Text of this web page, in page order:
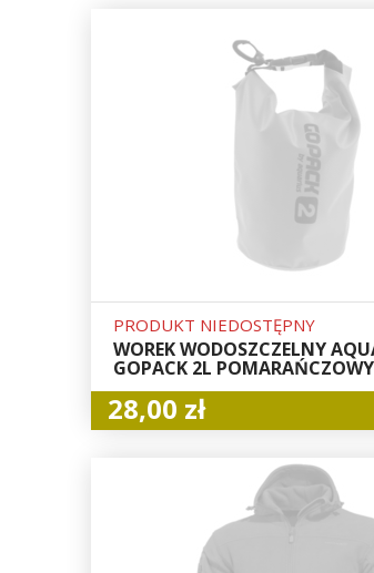
PRODUKT NIEDOSTĘPNY
WOREK WODOSZCZELNY
GOPACK 2L POMARAŃCZOWY
28,00 zł